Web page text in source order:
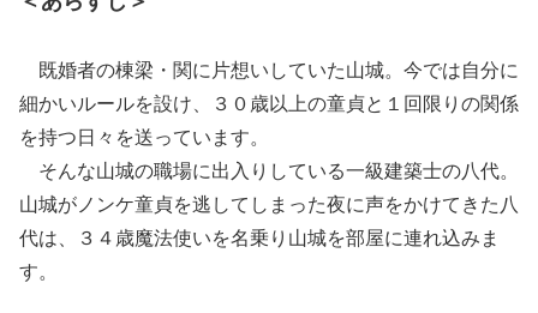
既婚者の棟梁・関に片想いしていた山城。今では自分に
細かいルールを設け、３０歳以上の童貞と１回限りの関係
を持つ日々を送っています。
そんな山城の職場に出入りしている一級建築士の八代。
山城がノンケ童貞を逃してしまった夜に声をかけてきた八
代は、３４歳魔法使いを名乗り山城を部屋に連れ込みま
す。